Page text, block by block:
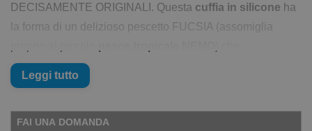
DECISAMENTE ORIGINALI. Questa cuffia in silicone ha
la forma di un delizioso pescetto FUCSIA (assomiglia
sicuramente non vi lascerà nuotare inosservati. La Cuffia-
Pesce è di marca
Leggi tutto
FAI UNA DOMANDA